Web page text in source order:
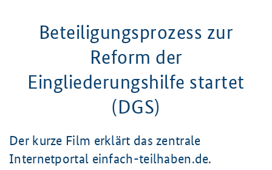
Beteiligungsprozess zur
Reform der
Eingliederungshilfe startet
(DGS)
Der kurze Film erklärt das zentrale
Internetportal einfach-teilhaben.de.